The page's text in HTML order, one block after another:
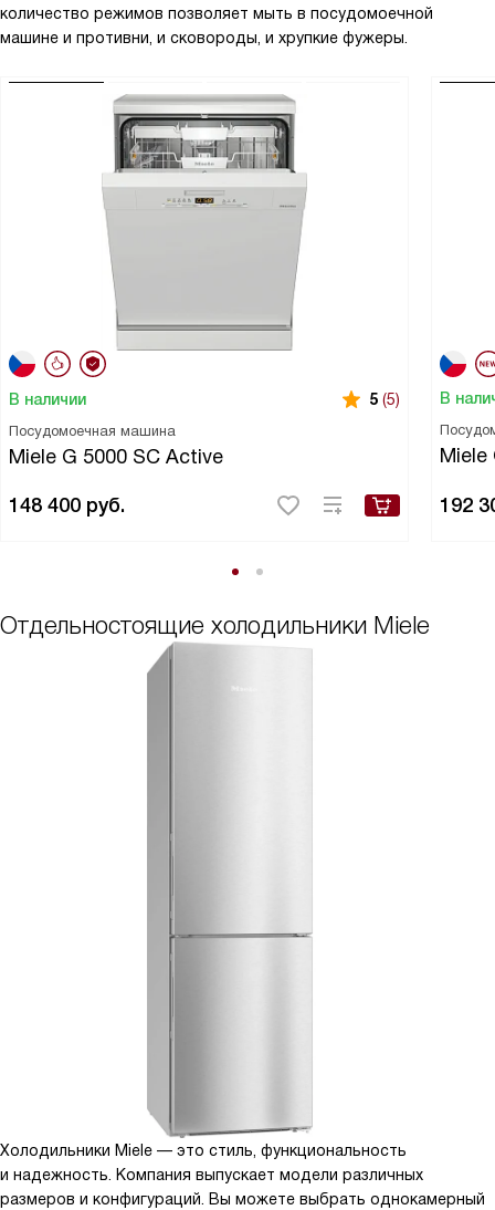
количество режимов позволяет мыть в посудомоечной
машине и противни, и сковороды, и хрупкие фужеры.
В наличии 5 (5)
Посудомоечная машина
Miele G 5000 SC Active
148 400 руб.
В
Miele
192
Отдельностоящие холодильники Miele
Холодильники Miele — это стиль, функциональность
и надежность. Компания выпускает модели различных
размеров и конфигураций. Вы можете выбрать однокамерный